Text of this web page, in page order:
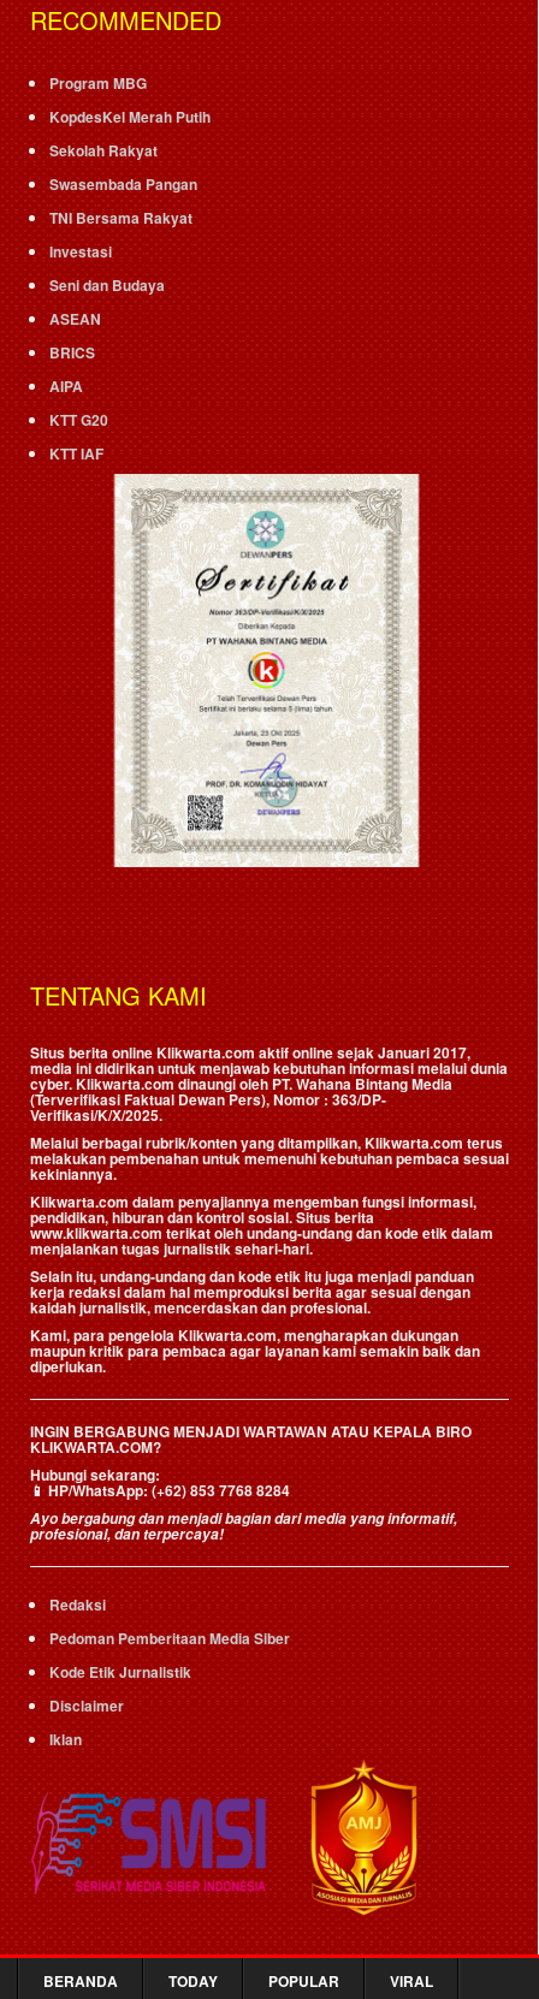
RECOMMENDED
Program MBG
KopdesKel Merah Putih
Sekolah Rakyat
Swasembada Pangan
TNI Bersama Rakyat
Investasi
Seni dan Budaya
ASEAN
BRICS
AIPA
KTT G20
KTT IAF
TENTANG KAMI
Situs berita online Klikwarta.com aktif online sejak Januari 2017,
media ini didirikan untuk menjawab kebutuhan informasi melalui dunia
cyber. Klikwarta.com dinaungi oleh PT. Wahana Bintang Media
(Terverifikasi Faktual Dewan Pers), Nomor : 363/DP-
Verifikasi/K/X/2025.
Melalui berbagai rubrik/konten yang ditampilkan, Klikwarta.com terus
melakukan pembenahan untuk memenuhi kebutuhan pembaca sesuai
kekiniannya.
Klikwarta.com dalam penyajiannya mengemban fungsi informasi,
pendidikan, hiburan dan kontrol sosial. Situs berita
www.klikwarta.com terikat oleh undang-undang dan kode etik dalam
menjalankan tugas jurnalistik sehari-hari.
Selain itu, undang-undang dan kode etik itu juga menjadi panduan
kerja redaksi dalam hal memproduksi berita agar sesuai dengan
kaidah jurnalistik, mencerdaskan dan profesional.
Kami, para pengelola Klikwarta.com, mengharapkan dukungan
maupun kritik para pembaca agar layanan kami semakin baik dan
diperlukan.
INGIN BERGABUNG MENJADI WARTAWAN ATAU KEPALA BIRO
KLIKWARTA.COM?
Hubungi sekarang:
📱HP/WhatsApp:(+62) 853 7768 8284
Ayo bergabung dan menjadi bagian dari media yang informatif,
profesional, dan terpercaya!
Redaksi
Pedoman Pemberitaan Media Siber
Kode Etik Jurnalistik
Disclaimer
Iklan
BERANDA TODAY POPULAR VIRAL